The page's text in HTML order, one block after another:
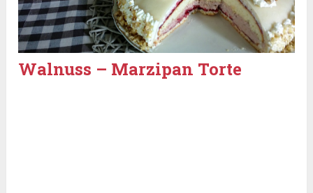
Walnuss – Marzipan Torte